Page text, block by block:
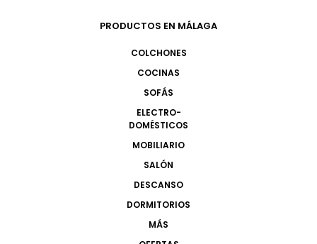
PRODUCTOS EN MÁLAGA
COLCHONES
COCINAS
SOFÁS
ELECTRO-
DOMÉSTICOS
MOBILIARIO
SALÓN
DESCANSO
DORMITORIOS
MÁS